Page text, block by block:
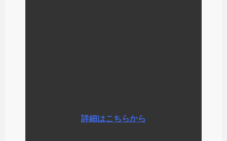
詳細はこちらから